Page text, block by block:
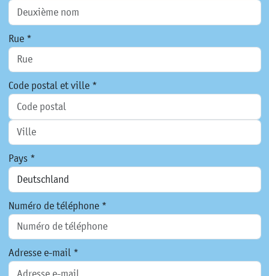
Rue *
Code postal et ville *
Pays *
Numéro de téléphone *
Adresse e-mail *